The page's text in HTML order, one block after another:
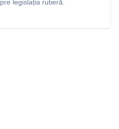
legislația rutieră.